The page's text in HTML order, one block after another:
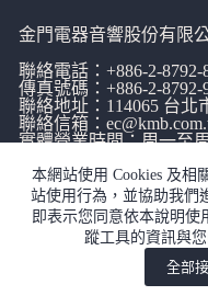
本網站使用 Cookies 及相
站使用行為，並協助我們
即表示您同意依本說明使
蹤工具的資訊與
全部
金門電器音響股份有限
聯絡電話： +886-2-8792-
傳真號碼：+886-2-8792-
聯絡地址：114065 台北
聯絡信箱：
實體營業時間：周一至
網站使用
copyright©